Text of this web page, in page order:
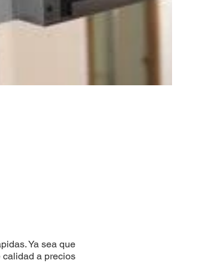
MagnetoYa sea que
calidad a precios